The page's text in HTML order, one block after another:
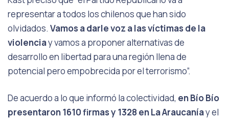
representar a todos los chilenos que han sido
olvidados. Vamos a darle voz a las víctimas de la
violenciay vamos a proponer alternativas de
desarrollo en libertad para una región llena de
potencial pero empobrecida por el terrorismo”.
De acuerdo a lo que informó la colectividad, en Bío Bío
presentaron 1610 firmas y 1328 en La Araucaníay el